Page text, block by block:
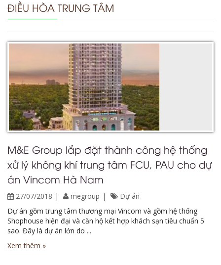
ĐIỀU HÒA TRUNG TÂM
M&E Group lắp đặt thành công hệ thống
xử lý không khí trung tâm FCU, PAU cho dự
án Vincom Hà Nam
27/07/2018 megroup
Dự án
Dự án gồm trung tâm thương mại Vincom và gồm hệ thống
Shophouse hiện đại và căn hộ kết hợp khách sạn tiêu chuẩn 5
sao. Đây là dự án lớn do ...
Xem thêm »